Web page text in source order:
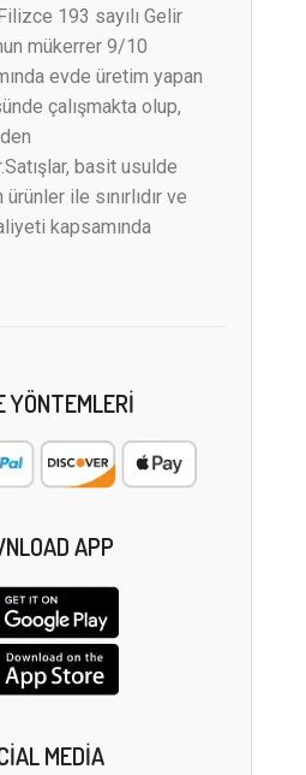
193 sayılı Gelir
mükerrer 9/10
evde üretim yapan
çalışmakta olup,
basit usulde
ile sınırlıdır ve
kapsamında
YÖNTEMLERI
APP
MEDIA